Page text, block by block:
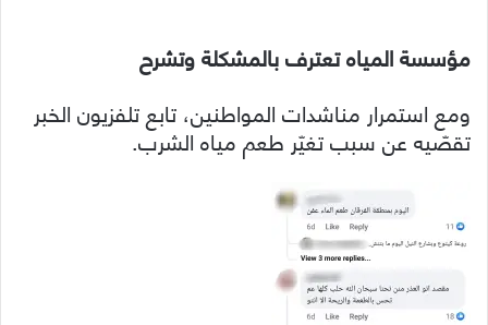
مؤسسة المياه تعترف بالمشكلة وتشرح
ومع استمرار مناشدات المواطنين، تابع تلفزيون الخبر
تقصّيه عن سبب تغيّر طعم مياه الشرب.